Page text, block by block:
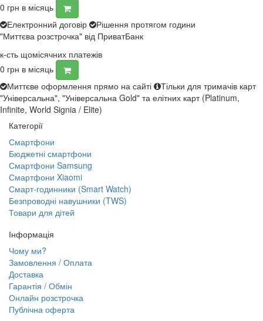
0 грн в місяць
Електронний договір
Рішення протягом години
"Миттєва розстрочка" від ПриватБанк
к-сть щомісячних платежів
0 грн в місяць
Миттєве оформлення прямо на сайті
Тільки для тримачів карт
"Універсальна", "Універсальна Gold" та елітних карт (Platinum,
Infinite, World Signia / Elite)
Категорії
Смартфони
Бюджетні смартфони
Смартфони Samsung
Смартфони Xiaomi
Смарт-годинники (Smart Watch)
Безпроводні навушники (TWS)
Товари для дітей
Інформація
Чому ми?
Замовлення / Оплата
Доставка
Гарантія / Обмін
Онлайн розстрочка
Публічна оферта